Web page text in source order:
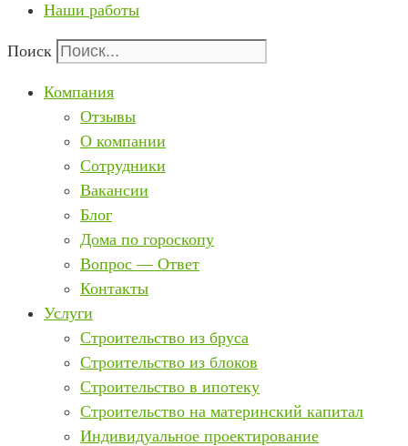
Наши работы
Поиск
Компания
Отзывы
О компании
Сотрудники
Вакансии
Блог
Дома по гороскопу
Вопрос — Ответ
Контакты
Услуги
Строительство из бруса
Строительство из блоков
Строительство в ипотеку
Строительство на материнский капитал
Индивидуальное проектирование